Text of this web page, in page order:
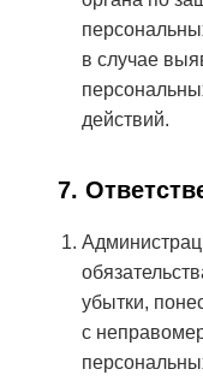
в случае
действий.
7.
убытки,
с